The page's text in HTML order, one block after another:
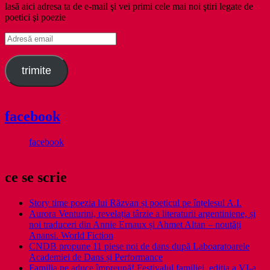
lasă aici adresa ta de e-mail şi vei primi cele mai noi ştiri legate de
poetici şi poezie
Adresă
email
trimite
facebook
facebook
ce se scrie
Story time poezia lui Răzvan și poeticul pe înțelesul A.I.
Aurora Venturini, revelația târzie a literaturii argentiniene, și
noi traduceri din Annie Ernaux și Ahmet Altan – noutăți
Anansi. World Fiction
CNDB propune 11 piese noi de dans după Laboaratoarele
Academiei de Dans și Performance
Familia ne aduce împreună! Festivalul familiei, ediția a VI-a,